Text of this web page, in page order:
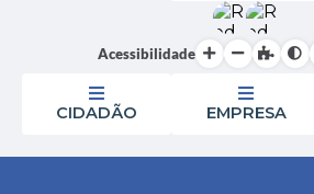
Acessibilidade
CIDADÃO EMPRESA